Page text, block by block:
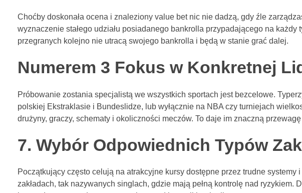
Choćby doskonała ocena i znaleziony value bet nic nie dadzą, gdy źle
wyznaczenie stałego udziału posiadanego bankrolla przypadającego na
przegranych kolejno nie utracą swojego bankrolla i będą w stanie grać dalej.
Numerem 3 Fokus w Konkretnej
Próbowanie zostania specjalistą we wszystkich sportach jest bezcelowe.
polskiej Ekstraklasie i Bundeslidze, lub wyłącznie na NBA czy turniejach
drużyny, graczy, schematy i okoliczności meczów. To daje im znaczną
7. Wybór Odpowiednich Typów
Początkujący często celują na atrakcyjne kursy dostępne przez trudne
zakładach, tak nazywanych singlach, gdzie mają pełną kontrolę nad